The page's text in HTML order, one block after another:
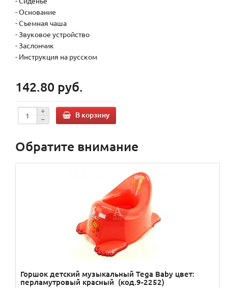
- Основание
- Съемная чаша
- Звуковое устройство
- Заслончик
- Инструкция на русском
142.80 руб.
В корзину
Обратите внимание
Горшок детский музыкальный Tega Baby цвет:
перламутровый красный (код.9-2252)